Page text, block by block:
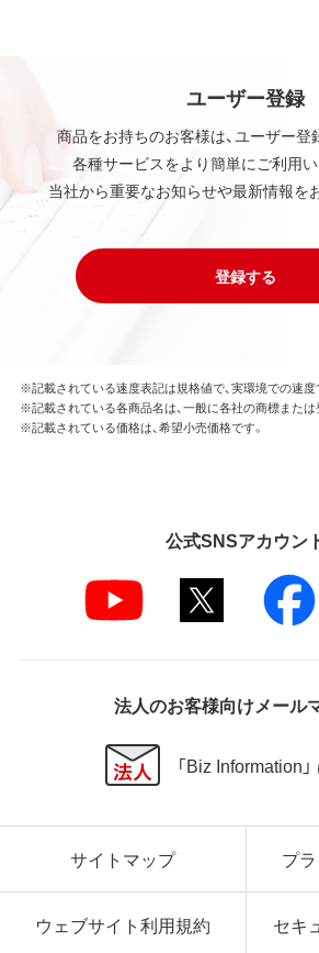
ユーザー登録
商品をお持ちのお客様は、ユーザー
各種サービスをより簡単にご利用い
当社から重要なお知らせや最新情報を
登録する
※記載されている速度表記は規格値で、実環境での速度
※記載されている各商品名は、一般に各社の商標または
※記載されている価格は、希望小売価格です。
公式SNSアカウン
法人のお客様向けメール
「Biz Information
サイトマップ プ
ウェブサイト利用規約 セキ